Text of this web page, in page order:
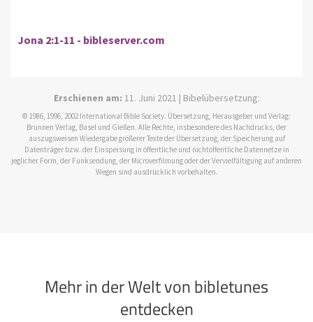
Jona 2:1-11 - bibleserver.com
Erschienen am: 11. Juni 2021 | Bibelübersetzung:
© 1986, 1996, 2002 International Bible Society. Übersetzung, Herausgeber und Verlag:
Brunnen Verlag, Basel und Gießen. Alle Rechte, insbesondere des Nachdrucks, der
auszugsweisen Wiedergabe größerer Texte der Übersetzung, der Speicherung auf
Datenträger bzw. der Einspeisung in öffentliche und nichtöffentliche Datennetze in
jeglicher Form, der Funksendung, der Microverfilmung oder der Vervielfältigung auf anderen
Wegen sind ausdrücklich vorbehalten.
Mehr in der Welt von bibletunes
entdecken